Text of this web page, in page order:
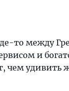
то между
и
чем